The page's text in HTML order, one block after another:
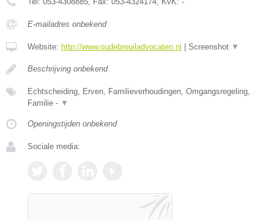
E-mailadres onbekend
Website: http://www.oudebreuiladvocaten.nl Screenshot ▼
Beschrijving onbekend
Echtscheiding, Erven, Familieverhoudingen, Omgangsregeling,
Familie - ▼
Openingstijden onbekend
Sociale media: